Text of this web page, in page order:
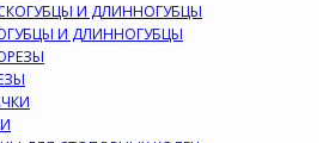
И ДЛИННОГУБЦЫ